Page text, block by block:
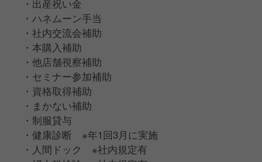
・出産祝い金
・ハネムーン手当
・社内交流会補助
・本購入補助
・他店舗視察補助
・セミナー参加補助
・資格取得補助
・まかない補助
・制服貸与
・健康診断 ※年1回3月に実施
・人間ドック ※社内規定有